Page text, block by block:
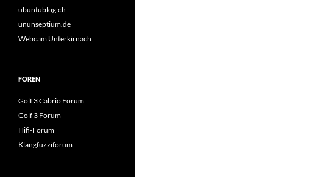
ubuntublog.ch
ununseptium.de
Webcam Unterkirnach
FOREN
Golf 3 Cabrio Forum
Golf 3 Forum
Hifi-Forum
Klangfuzziforum